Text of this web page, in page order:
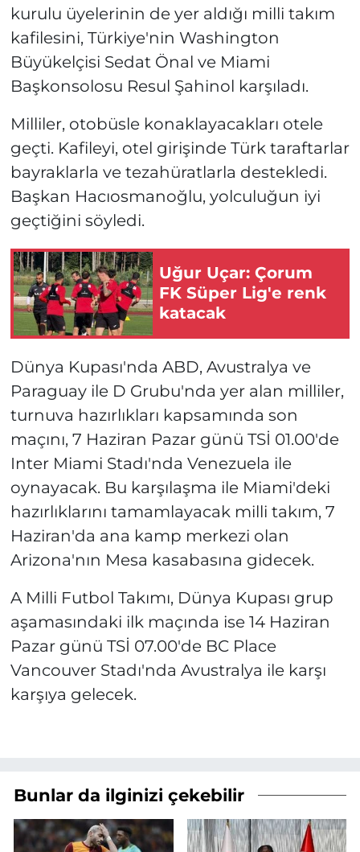
kurulu üyelerinin de yer aldığı milli takım
kafilesini, Türkiye'nin Washington
Büyükelçisi Sedat Önal ve Miami
Başkonsolosu Resul Şahinol karşıladı.
Milliler, otobüsle konaklayacakları otele
geçti. Kafileyi, otel girişinde Türk taraftarlar
bayraklarla ve tezahüratlarla destekledi.
Başkan Hacıosmanoğlu, yolculuğun iyi
geçtiğini söyledi.
Uğur Uçar: Çorum
FK Süper Lig'e renk
katacak
Dünya Kupası'nda ABD, Avustralya ve
Paraguay ile D Grubu'nda yer alan milliler,
turnuva hazırlıkları kapsamında son
maçını, 7 Haziran Pazar günü TSİ 01.00'de
Inter Miami Stadı'nda Venezuela ile
oynayacak. Bu karşılaşma ile Miami'deki
hazırlıklarını tamamlayacak milli takım, 7
Haziran'da ana kamp merkezi olan
Arizona'nın Mesa kasabasına gidecek.
A Milli Futbol Takımı, Dünya Kupası grup
aşamasındaki ilk maçında ise 14 Haziran
Pazar günü TSİ 07.00'de BC Place
Vancouver Stadı'nda Avustralya ile karşı
karşıya gelecek.
Bunlar da ilginizi çekebilir